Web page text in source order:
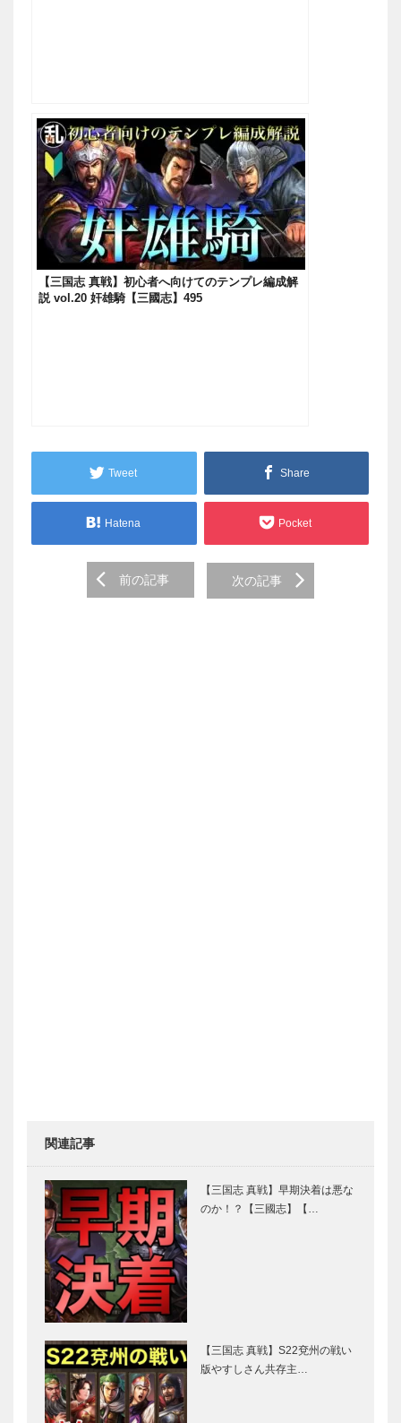
【三国志 真戦】初心者へ向けてのテンプレ編成解
説 vol.20 奸雄騎【三國志】495
Tweet Share
Hatena Pocket
navigation
前の記事 次の記事
関連記事
【三国志 真戦】早期決着は悪な
のか！？【三國志】【…
【三国志 真戦】S22兗州の戦い
版やすしさん共存主…